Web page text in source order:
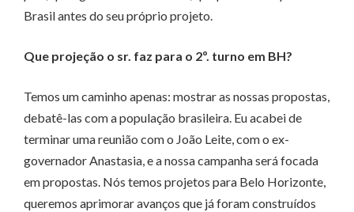
Brasil antes do seu próprio projeto.
Que projeção o sr. faz para o 2º. turno em BH?
Temos um caminho apenas: mostrar as nossas propostas,
debatê-las com a população brasileira. Eu acabei de
terminar uma reunião com o João Leite, com o ex-
governador Anastasia, e a nossa campanha será focada
em propostas. Nós temos projetos para Belo Horizonte,
queremos aprimorar avanços que já foram construídos